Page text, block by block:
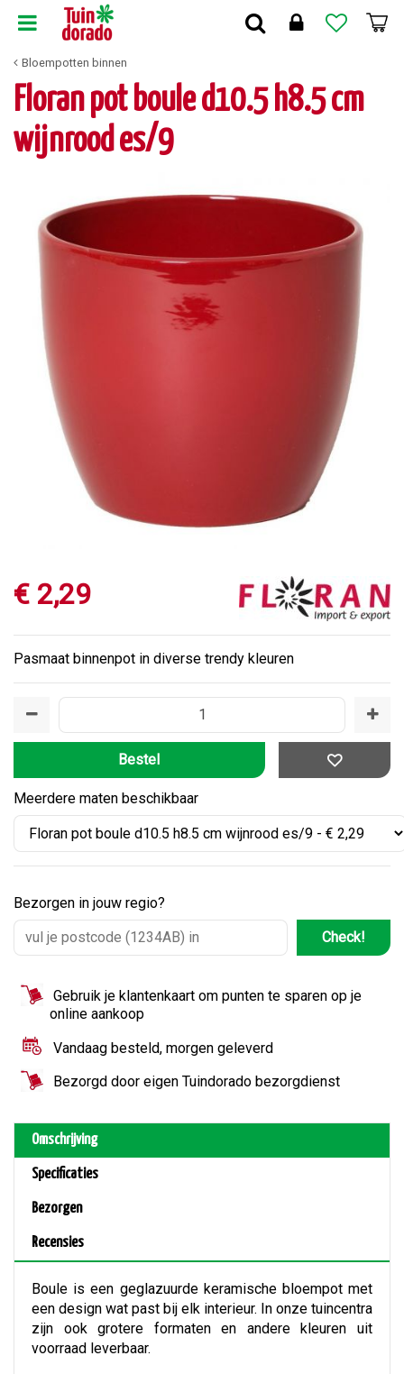
Bloempotten binnen
Floran pot boule d10.5 h8.5 cm
wijnrood es/9
€ 2,29
Pasmaat binnenpot in diverse trendy kleuren
Meerdere maten beschikbaar
Bezorgen in jouw regio?
Check!
Gebruik je klantenkaart om punten te sparen op je
online aankoop
Vandaag besteld, morgen geleverd
Bezorgd door eigen Tuindorado bezorgdienst
Omschrijving
Specificaties
Bezorgen
Recensies
Boule is een geglazuurde keramische bloempot met
een design wat past bij elk interieur. In onze tuincentra
zijn ook grotere formaten en andere kleuren uit
voorraad leverbaar.